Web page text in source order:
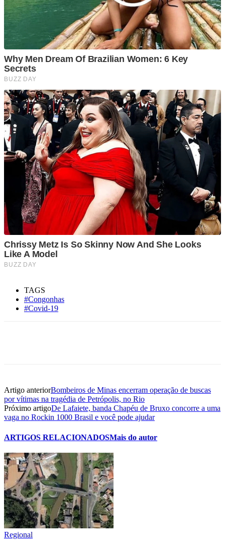
TAGS
#Congonhas
#Covid-19
Artigo anteriorBombeiros de Minas encerram operação de buscas
por vítimas na tragédia de Petrópolis, no Rio
Próximo artigoDe Lafaiete, banda Chapéu de Bruxo concorre a uma
vaga no Rockin 1000 Brasil e você pode ajudar
ARTIGOS RELACIONADOSMais do autor
Regional